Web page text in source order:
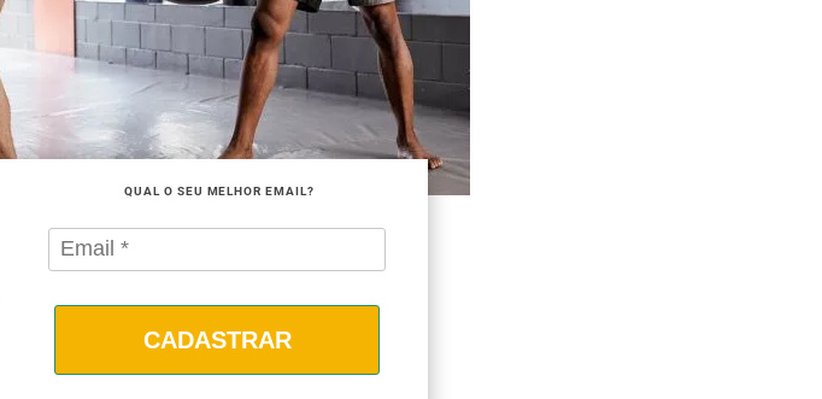
QUAL O SEU MELHOR EMAIL?
CADASTRAR